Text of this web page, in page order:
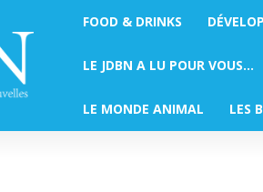
FOOD & DRINKS
LE JDBN A LU POUR VOUS…
LE MONDE ANIMAL LES